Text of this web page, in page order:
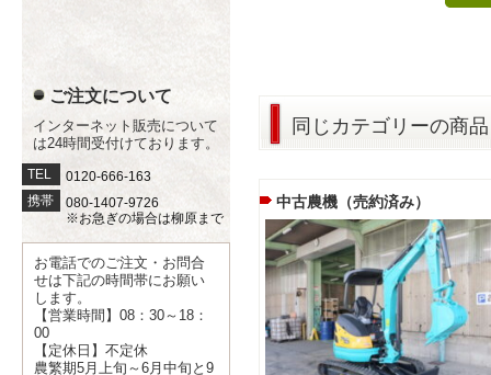
同じカテゴリーの商品
中古農機（売約済み）
ご注文について
インターネット販売について
は24時間受付けております。
TEL
0120-666-163
携帯
080-1407-9726
※お急ぎの場合は柳原まで
お電話でのご注文・お問合
せは下記の時間帯にお願い
します。
【営業時間】08：30～18：
00
【定休日】不定休
農繁期5月上旬～6月中旬と9